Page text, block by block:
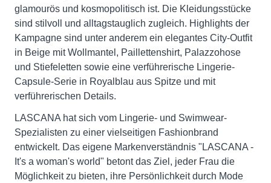
glamourös und kosmopolitisch ist. Die Kleidungsstücke
sind stilvoll und alltagstauglich zugleich. Highlights der
Kampagne sind unter anderem ein elegantes City-Outfit
in Beige mit Wollmantel, Paillettenshirt, Palazzohose
und Stiefeletten sowie eine verführerische Lingerie-
Capsule-Serie in Royalblau aus Spitze und mit
verführerischen Details.
LASCANA hat sich vom Lingerie- und Swimwear-
Spezialisten zu einer vielseitigen Fashionbrand
entwickelt. Das eigene Markenverständnis "LASCANA -
It's a woman's world" betont das Ziel, jeder Frau die
Möglichkeit zu bieten, ihre Persönlichkeit durch Mode